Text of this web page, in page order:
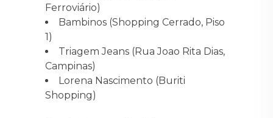
Ferroviário)
Bambinos (Shopping Cerrado, Piso
1)
Triagem Jeans (Rua Joao Rita Dias,
Campinas)
Lorena Nascimento (Buriti
Shopping)